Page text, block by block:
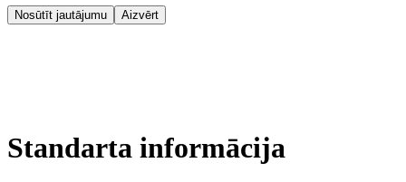
Nosūtīt jautājumu Aizvērt
Standarta informācija